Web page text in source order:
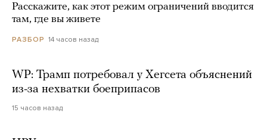
Расскажите, как этот режим ограничений вводится
там, где вы живете
РАЗБОР 14 часов назад
WP: Трамп потребовал у Хегсета объяснений
из-за нехватки боеприпасов
15 часов назад